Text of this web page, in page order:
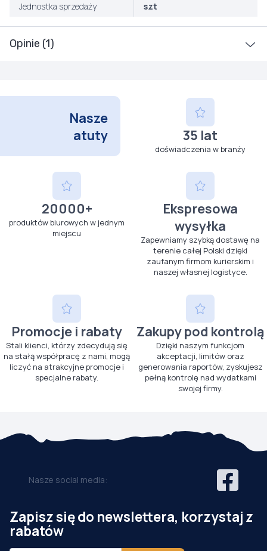
Opinie (1)
Jednostka sprzedaży szt
Nasze
atuty
35 lat
doświadczenia w branży
20000+
produktów biurowych w jednym
miejscu
Ekspresowa
wysyłka
Zapewniamy szybką dostawę na
terenie całej Polski dzięki
zaufanym firmom kurierskim i
naszej własnej logistyce.
Promocje i rabaty
Stali klienci, którzy zdecydują się
na stałą współpracę z nami, mogą
liczyć na atrakcyjne promocje i
specjalne rabaty.
Zakupy pod kontrolą
Dzięki naszym funkcjom
akceptacji, limitów oraz
generowania raportów, zyskujesz
pełną kontrolę nad wydatkami
swojej firmy.
Nasze social media:
Zapisz się do newslettera, korzystaj z
rabatów